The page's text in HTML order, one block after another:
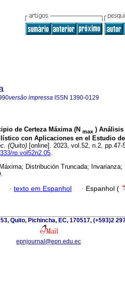
versão impressa ISSN 1390-0129
de Certeza Máxima (N max ) Análisis
con Aplicaciones en el Estudio
(Quito) [online]. 2023, vol.52, n.2, pp.47-
rp.vol52n2.05
Distribución Truncada; Invarianza;
· texto em Espanhol · Espanhol (
Quito, Pichincha, EC, 170517, (+593)2
epnjournal@epn.edu.ec